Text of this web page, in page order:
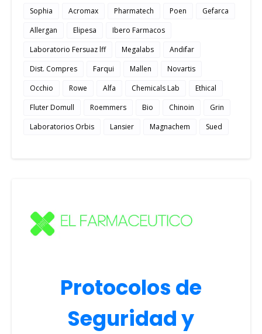
Sophia Acromax Pharmatech Poen
Gefarca
Allergan
Elipesa
Ibero Farmacos
Laboratorio Fersuaz lff
Megalabs
Andifar
Dist. Compres
Farqui Mallen
Novartis
Occhio
Rowe Alfa Chemicals Lab
Ethical
Fluter Domull
Roemmers Bio Chinoin
Grin
Laboratorios Orbis
Lansier Magnachem Sued
Protocolos de
Seguridad y